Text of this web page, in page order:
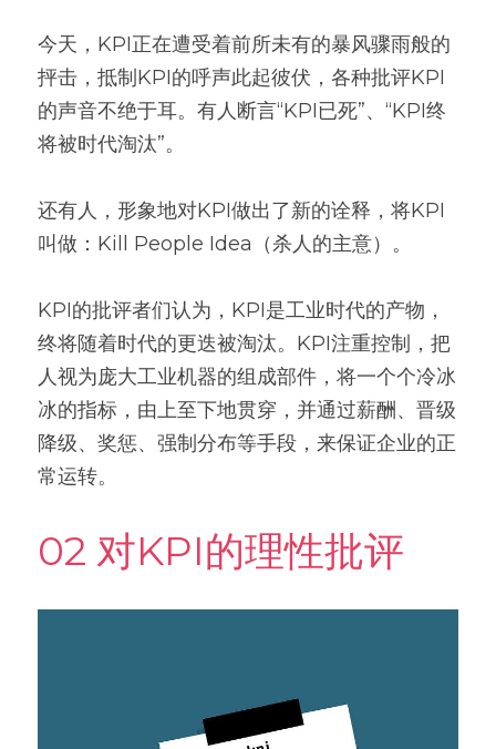
今天，KPI正在遭受着前所未有的暴风骤雨般的
抨击，抵制KPI的呼声此起彼伏，各种批评KPI
的声音不绝于耳。有人断言“KPI已死”、“KPI终
将被时代淘汰”。
还有人，形象地对KPI做出了新的诠释，将KPI
叫做：Kill People Idea（杀人的主意）。
KPI的批评者们认为，KPI是工业时代的产物，
终将随着时代的更迭被淘汰。KPI注重控制，把
人视为庞大工业机器的组成部件，将一个个冷冰
冰的指标，由上至下地贯穿，并通过薪酬、晋级
降级、奖惩、强制分布等手段，来保证企业的正
常运转。
02 对KPI的理性批评